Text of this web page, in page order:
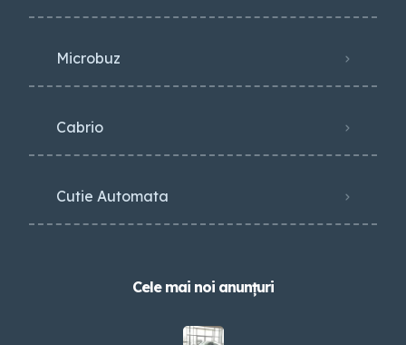
Microbuz
Cabrio
Cutie Automata
Cele mai noi anunțuri